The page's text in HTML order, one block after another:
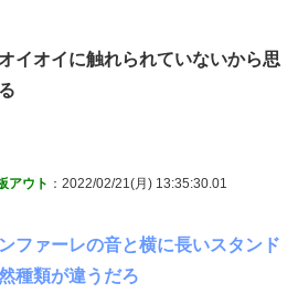
イオイに触れられていないから思
アウト ：2022/02/21(月) 13:35:30.01
ファーレの音と横に長いスタンド
種類が違うだろ